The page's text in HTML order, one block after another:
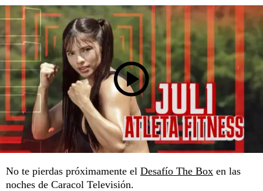
No te pierdas próximamente el Desafío The Box en las
noches de Caracol Televisión.